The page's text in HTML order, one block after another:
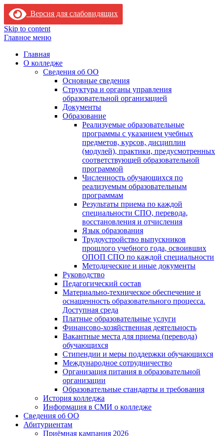
Версия для слабовидящих
Skip to content
Главное меню
Главная
О колледже
Сведения об ОО
Основные сведения
Структура и органы управления
образовательной организацией
Документы
Образование
Реализуемые образовательные
программы с указанием учебных
предметов, курсов, дисциплин
(модулей), практики, предусмотренных
соответствующей образовательной
программой
Численность обучающихся по
реализуемым образовательным
программам
Результаты приема по каждой
специальности СПО, перевода,
восстановления и отчисления
Язык образования
Трудоустройство выпускников
прошлого учебного года, освоивших
ОПОП СПО по каждой специальности
Методические и иные документы
Руководство
Педагогический состав
Материально-техническое обеспечение и
оснащенность образовательного процесса.
Доступная среда
Платные образовательные услуги
Финансово-хозяйственная деятельность
Вакантные места для приема (перевода)
обучающихся
Стипендии и меры поддержки обучающихся
Международное сотрудничество
Организация питания в образовательной
организации
Образовательные стандарты и требования
История колледжа
Информация в СМИ о колледже
Сведения об ОО
Абитуриентам
Приёмная кампания 2026